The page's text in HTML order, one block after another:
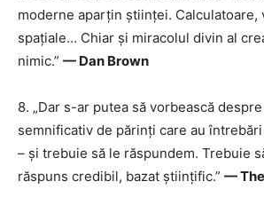
moderne aparțin științei. Calculatoare,
spațiale… Chiar și miracolul divin al
nimic.” — Dan Brown
8. „Dar s-ar putea să vorbească
semnificativ de părinți care au
– și trebuie să le răspundem. Trebuie
răspuns credibil, bazat științific.” —